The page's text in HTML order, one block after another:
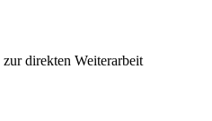
direkten Weiterarbeit